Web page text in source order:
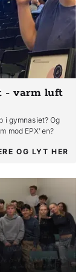
- varm luft
i gymnasiet? Og
mod EPX'en?
OG LYT HER